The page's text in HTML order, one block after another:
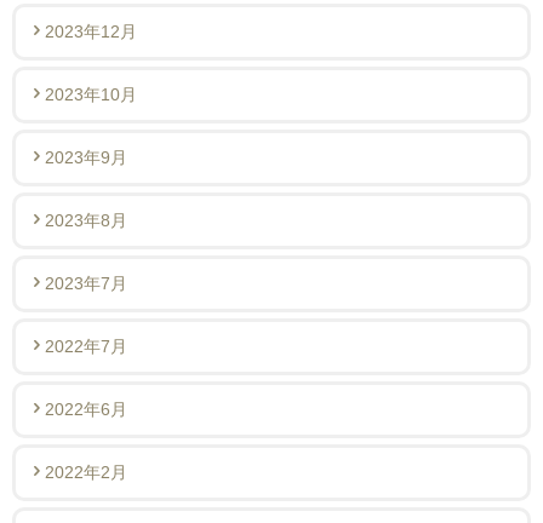
2023年12月
2023年10月
2023年9月
2023年8月
2023年7月
2022年7月
2022年6月
2022年2月